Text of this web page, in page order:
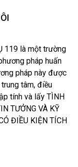
119 là một trường
pháp huấn
pháp này được
tâm, điều
tính và lấy TÌNH
TƯỞNG VÀ KỸ
ĐIỀU KIỆN TÍCH